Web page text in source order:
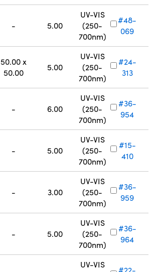
- 5.00
UV-VIS
(250-
700nm)
#48-
069
50.00 x
50.00
5.00
UV-VIS
(250-
700nm)
#24-
313
- 6.00
UV-VIS
(250-
700nm)
#36-
954
- 5.00
UV-VIS
(250-
700nm)
#15-
410
- 3.00
UV-VIS
(250-
700nm)
#36-
959
- 5.00
UV-VIS
(250-
700nm)
#36-
964
UV-VIS
#22-